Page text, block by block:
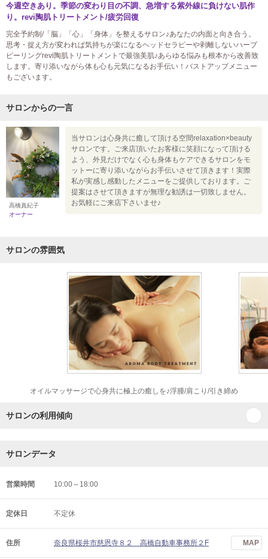
今週空きあり。季節の変わり目の不調、急増する紫外線に負けない肌作
り。revi陶肌トリートメント/疲労回復
完全予約制/「脳」「心」「身体」を整えるサロン♪あなたの内面と向き合う。
思考・捉え方が変われば気持ちが楽になるヘッドセラピーや剥離しないハーブ
ピーリングrevi陶肌トリートメントで最強美肌♪あらゆる悩みも根本から改善致
します。寄り添いながら体も心も元気になるお手伝い！バストアップメニュー
もございます。
サロンからの一言
高橋真紀子
オーナー
当サロンは心身共に癒して頂ける空間relaxation×beauty
サロンです。ご来店頂いたお客様に笑顔になって頂ける
よう、外見だけでなく心も身体もケアできるサロンをモ
ットーに寄り添いながらお手伝いさせて頂きます！実際
私が実感し感動したメニューをご提供しております。ご
提案はさせて頂きますが無理な勧誘は一切致しません。
お気軽にご来店下さいませ♪
サロンの雰囲気
オイルマッサージで心身共に極上の癒しを♪浮腫/肩こり/引き締め
サロンの利用傾向
サロンデータ
営業時間 10:00～18:00
定休日 不定休
住所 奈良県桜井市慈恩寺８２ 高橋自動車事務所２F MAP